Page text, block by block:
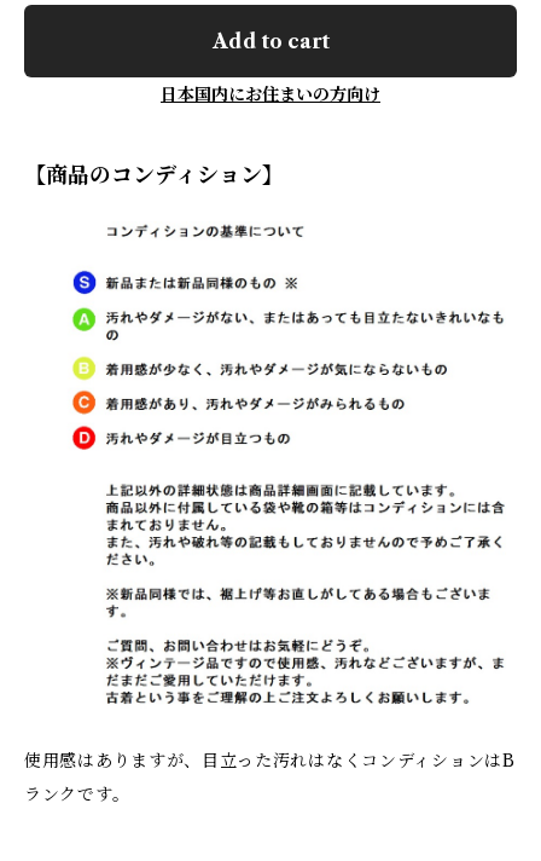
Add to cart
日本国内にお住まいの方向け
【商品のコンディション】
使用感はありますが、目立った汚れはなくコンディションはB
ランクです。